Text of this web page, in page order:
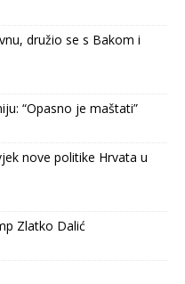
družio se s Bakom i
“Opasno je maštati”
nove politike Hrvata u
Zlatko Dalić